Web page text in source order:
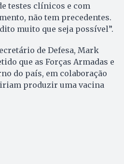
testes clínicos e com
não tem precedentes.
muito que seja possível”.
de Defesa, Mark
que as Forças Armadas e
do país, em colaboração
produzir uma vacina